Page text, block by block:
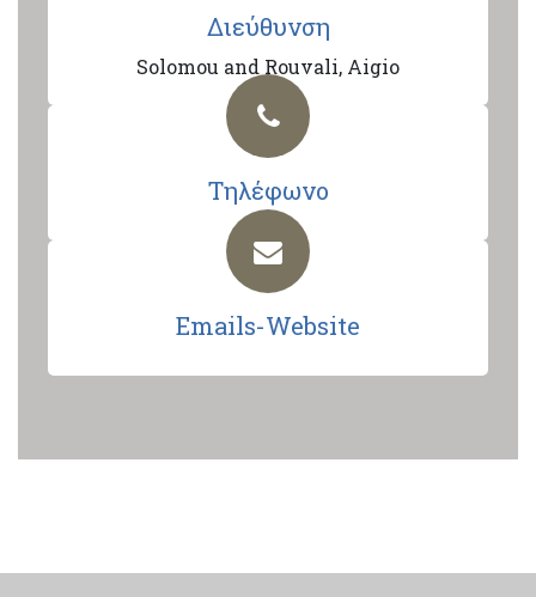
Διεύθυνση
Solomou and Rouvali, Aigio
Τηλέφωνο
Emails-Website